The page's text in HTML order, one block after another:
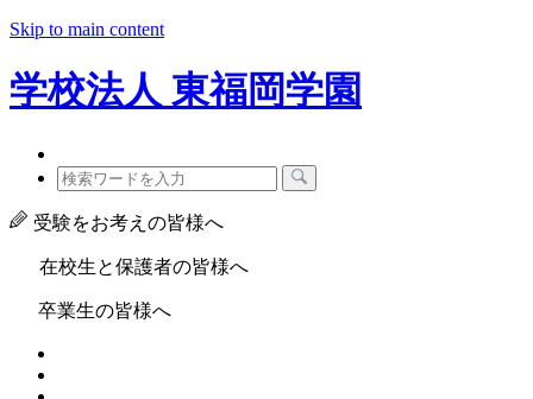
Skip to main content
学校法人 東福岡学園
受験をお考えの皆様へ
在校生と保護者の皆様へ
卒業生の皆様へ